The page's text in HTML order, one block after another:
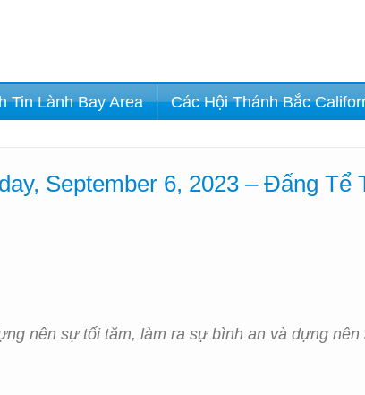
Tin Lành Bay Area Các Hội Thánh Bắc
September 6, 2023 – Đấng Tể
nên sự tối tăm, làm ra sự bình an và dựng